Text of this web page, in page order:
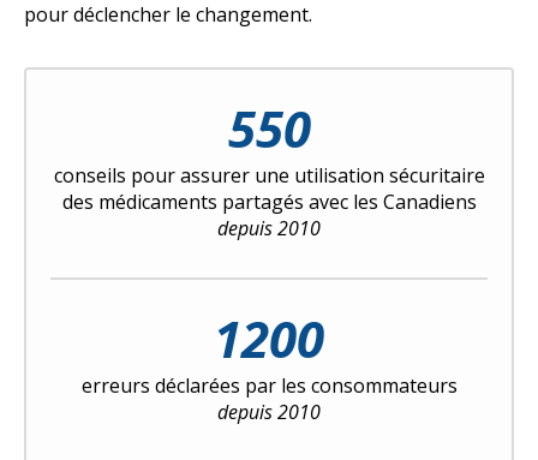
pour déclencher le changement.
550
conseils pour assurer une utilisation sécuritaire
des médicaments partagés avec les Canadiens
depuis 2010
1200
erreurs déclarées par les consommateurs
depuis 2010